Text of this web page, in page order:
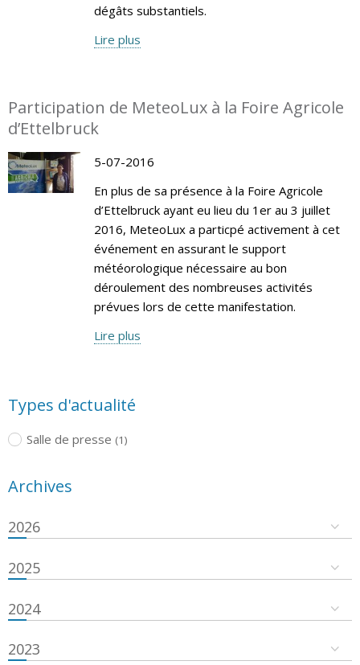
dégâts substantiels.
Lire plus
Participation de MeteoLux à la Foire Agricole
d’Ettelbruck
5-07-2016
En plus de sa présence à la Foire Agricole
d’Ettelbruck ayant eu lieu du 1er au 3 juillet
2016, MeteoLux a particpé activement à cet
événement en assurant le support
météorologique nécessaire au bon
déroulement des nombreuses activités
prévues lors de cette manifestation.
Lire plus
Types d'actualité
Salle de presse (1)
Archives
2026
2025
2024
2023